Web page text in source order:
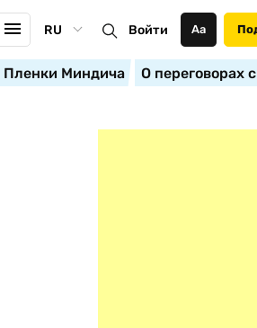
RU Войти Аа
Пленки Миндича О переговорах